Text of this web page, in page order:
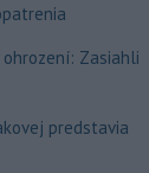
Zasiahli
predstavia